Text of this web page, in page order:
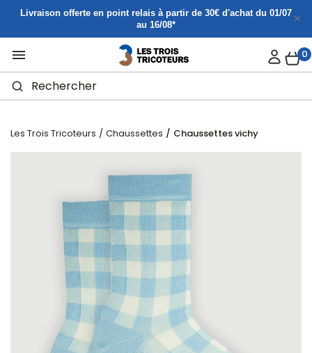
Panneau de gestion des cookies
Livraison offerte en point relais à partir de 30€ d'achat du 01/07
au 16/08*
 0
Les Trois Tricoteurs Chaussettes Chaussettes vichy